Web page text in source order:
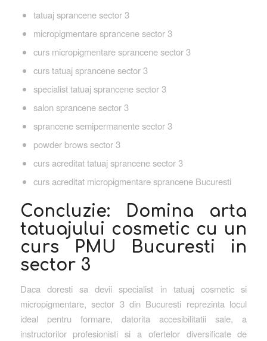
tatuaj sprancene sector 3
micropigmentare sprancene sector 3
curs micropigmentare sprancene sector 3
curs tatuaj sprancene sector 3
specialist tatuaj sprancene sector 3
salon sprancene sector 3
sprancene semipermanente sector 3
powder brows sector 3
curs acreditat tatuaj sprancene sector 3
curs acreditat micropigmentare sprancene Bucuresti
Concluzie: Domina arta
tatuajului cosmetic cu un
curs PMU Bucuresti in
sector 3
Daca doresti sa devii specialist in tatuaj cosmetic si
micropigmentare, sector 3 din Bucuresti reprezinta locul
ideal pentru formare, datorita accesibilitatii sale, a
instructorilor profesionisti si a ofertelor diversificate de